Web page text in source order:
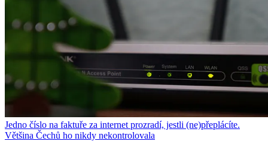
Jedno číslo na faktuře za internet prozradí, jestli (ne)přeplácíte.
Většina Čechů ho nikdy nekontrolovala